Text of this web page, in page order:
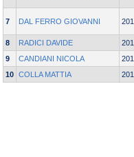
7 DAL FERRO GIOVANNI
8 RADICI DAVIDE
9
CANDIANI NICOLA
10 COLLA MATTIA